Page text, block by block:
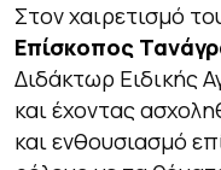
Στον χαιρετισμό
Επίσκοπος
Διδάκτωρ Ειδικής
και έχοντας
και ενθουσιασμό